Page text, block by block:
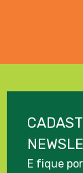
E fique